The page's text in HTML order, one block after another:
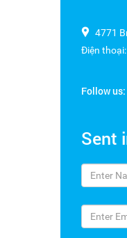
4771
Điện thoại:
Follow us:
Sent